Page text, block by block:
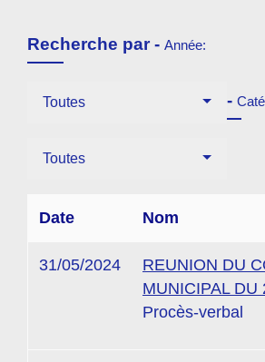
Recherche par - Année:
Toutes -
Toutes
Date Nom
31/05/2024
REUNION DU
MUNICIPAL DU
Procès-verbal